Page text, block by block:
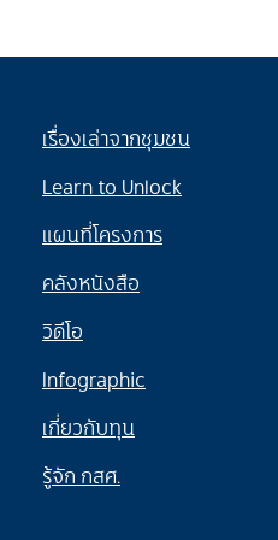
เรื่องเล่าจากชุมชน
Learn to Unlock
แผนที่โครงการ
คลังหนังสือ
วิดีโอ
Infographic
เกี่ยวกับทุน
รู้จัก กสศ.